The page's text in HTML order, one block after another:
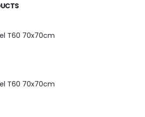
T60 70x70cm
T60 70x70cm